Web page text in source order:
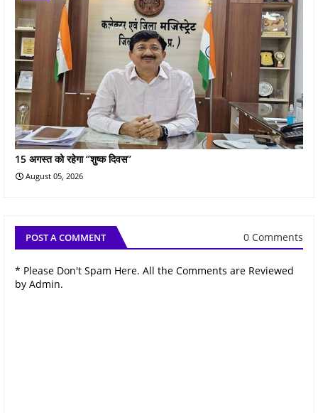
15 अगस्त को रहेगा ‘’शुष्‍क दिवस’’
August 05, 2026
POST A COMMENT 0 Comments
* Please Don't Spam Here. All the Comments are Reviewed
by Admin.